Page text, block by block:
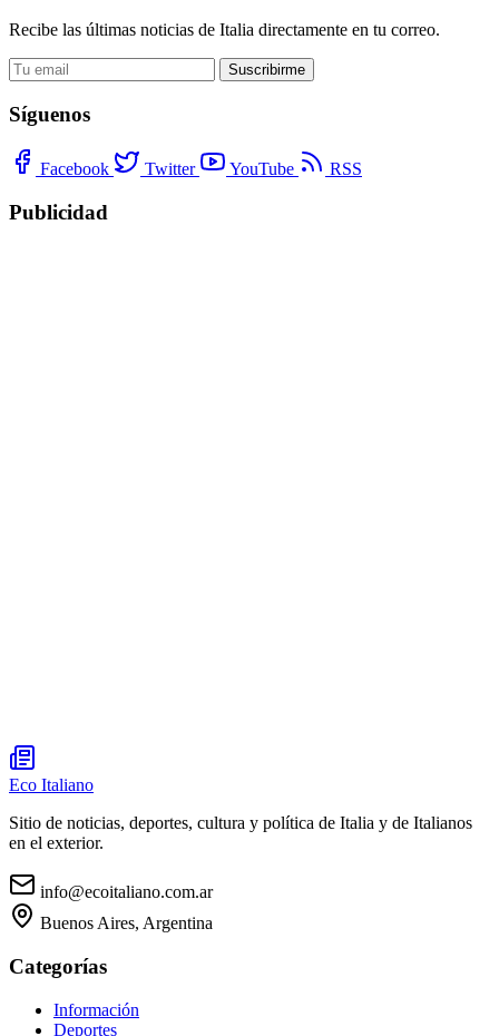
Recibe las últimas noticias de Italia directamente en tu correo.
Suscribirme
Síguenos
Facebook Twitter YouTube RSS
Publicidad
Eco Italiano
Sitio de noticias, deportes, cultura y política de Italia y de Italianos
en el exterior.
info@ecoitaliano.com.ar
Buenos Aires, Argentina
Categorías
Información
Deportes